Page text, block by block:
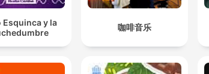
Esquinca y la
咖啡音乐